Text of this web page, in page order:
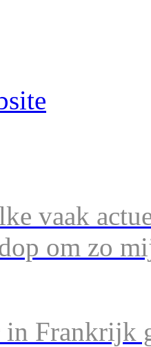
vaak
om zo
Frankrijk